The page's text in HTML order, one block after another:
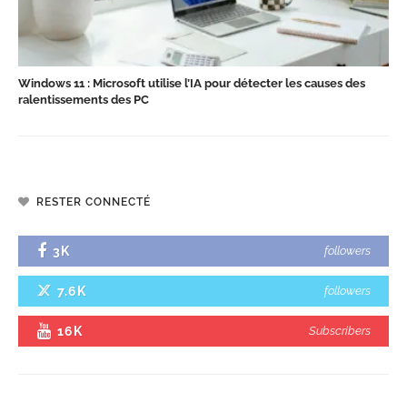
Windows 11 : Microsoft utilise l’IA pour détecter les causes des
ralentissements des PC
RESTER CONNECTÉ
3K followers
7.6K followers
16K Subscribers